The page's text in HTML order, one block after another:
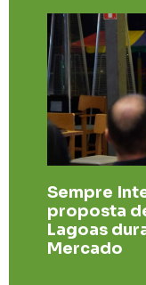
Sempre
proposta
Lagoas
Mercado